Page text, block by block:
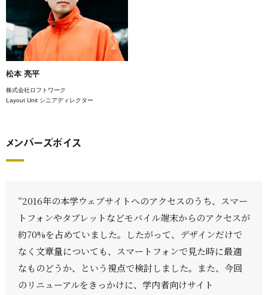
松本 亮平
株式会社ロフトワーク
Layout Unit シニアディレクター
メンバーズボイス
“2016年の本学ウェブサイトへのアクセスのうち、スマー
トフォンやタブレットなどモバイル端末からのアクセスが
約70%を占めていました。したがって、デザインだけで
なく文章量についても、スマートフォンで見た時に最適
なものどうか、という視点で検討しました。また、今回
のリニューアルをきっかけに、学内者向けサイト